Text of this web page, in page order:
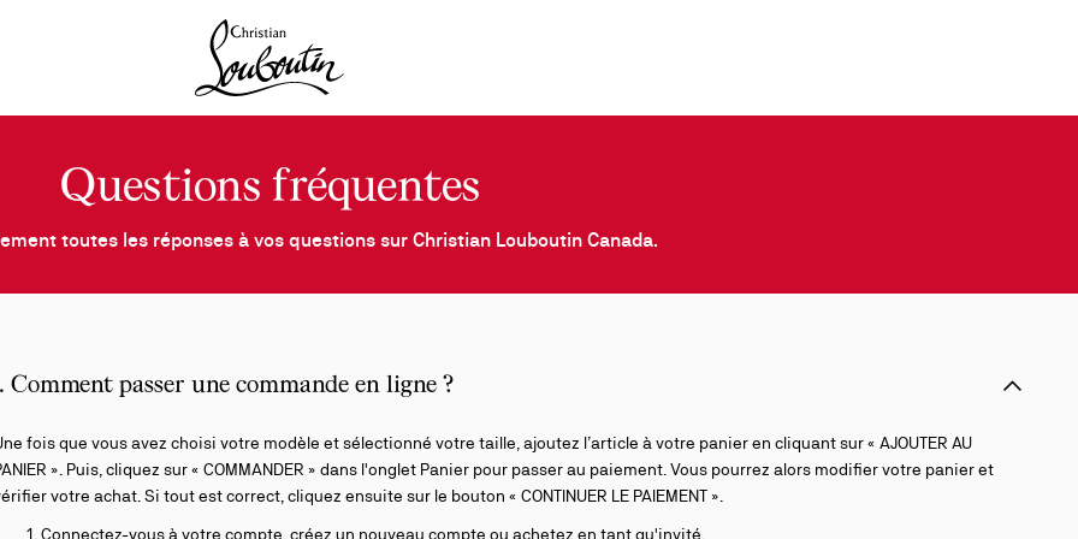
Christian Louboutin - Accueil
Questions fréquentes
toutes les réponses à vos questions sur Christian Louboutin Canada.
Comment passer une commande en ligne ?
fois que vous avez choisi votre modèle et sélectionné votre taille, ajoutez l’article à votre panier en cliquant sur « AJOUTER AU
». Puis, cliquez sur « COMMANDER » dans l'onglet Panier pour passer au paiement. Vous pourrez alors modifier votre panier et
votre achat. Si tout est correct, cliquez ensuite sur le bouton « CONTINUER LE PAIEMENT ».
Connectez-vous à votre compte, créez un nouveau compte ou achetez en tant qu'invité.